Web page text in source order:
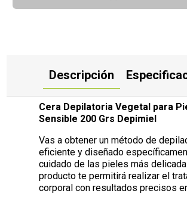
Descripción
Cera Depilatoria Vegetal para
Sensible 200 Grs Depimiel
Vas a obtener un método de
eficiente y diseñado
cuidado de las pieles más
producto te permitirá realizar el
corporal con resultados precisos